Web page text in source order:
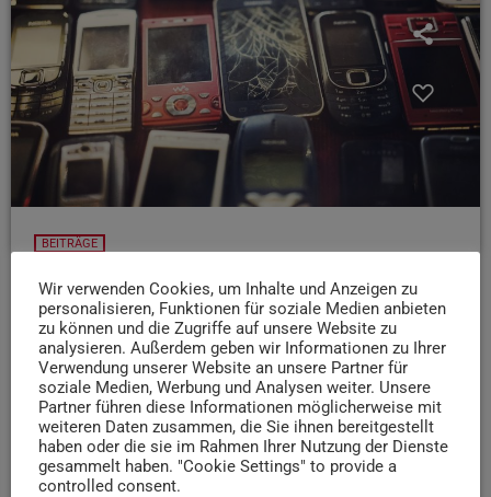
BEITRÄGE
Spielerisch den Umgang mit Elektroschrott
lernen: Was ist das E-Waste Race?
Elektroschrott sammeln - und dabei was gewinnen!
Darum gehts beim E-Waste Race, das jetzt zum ersten
mal in der Region Trier stattfindet. Organisatorin Svenja
von Wrangell hat uns mehr erzählt: Zur Anmeldung für
Schulklassen und AGs gehts hier.
today 6. JUNI 2025 62 1
Wir verwenden Cookies, um Inhalte und Anzeigen zu
personalisieren, Funktionen für soziale Medien anbieten
zu können und die Zugriffe auf unsere Website zu
analysieren. Außerdem geben wir Informationen zu Ihrer
Verwendung unserer Website an unsere Partner für
soziale Medien, Werbung und Analysen weiter. Unsere
Partner führen diese Informationen möglicherweise mit
weiteren Daten zusammen, die Sie ihnen bereitgestellt
haben oder die sie im Rahmen Ihrer Nutzung der Dienste
gesammelt haben. "Cookie Settings" to provide a
controlled consent.